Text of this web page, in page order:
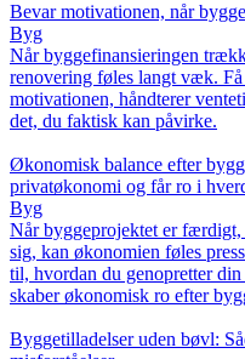
Bevar motivationen, når
Byg
Når byggefinansieringen
renovering føles langt væk.
motivationen, håndterer
det, du faktisk kan påvirke.
Økonomisk balance efter
privatøkonomi og får ro i
Byg
Når byggeprojektet er færdigt,
sig, kan økonomien føles
til, hvordan du genopretter
skaber økonomisk ro efter
Byggetilladelser uden bøvl: